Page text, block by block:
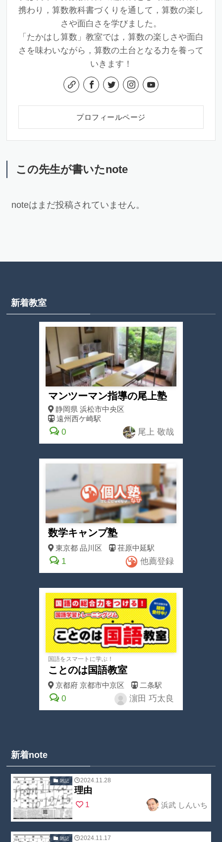
携わり，算数教科書づくりを通して，算数の楽し
さや面白さを学びました。
「たかはし算数」教室では，算数の楽しさや面白
さを味わいながら，算数の土台となる力を養って
いきます！
プロフィールページ
この先生が書いたnote
noteはまだ投稿されていません。
新着教室
マンツーマン指導の尾上塾
静岡県 浜松市中央区
遠州西ケ崎駅
0 尾上 敬哉
数学キャンプ塾
東京都 品川区 荏原中延駅
1 他薦登録
国語をスマ一トに学ぶ！
ことのは国語教室
京都府 京都市中京区 二条駅
0 濵田 巧太良
新着note
Warning:
Undefined
array key
"no_cat_tag" in
雑記 2024.11.28
理由
1 浜武 しんいち
雑記 2024.11.17